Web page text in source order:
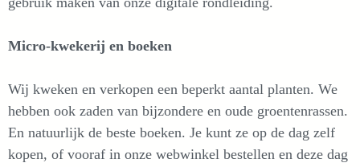
Micro-kwekerij en boeken
Wij kweken en verkopen een beperkt aantal planten. We
hebben ook zaden van bijzondere en oude groentenrassen.
En natuurlijk de beste boeken. Je kunt ze op de dag zelf
kopen, of vooraf in onze webwinkel bestellen en deze dag